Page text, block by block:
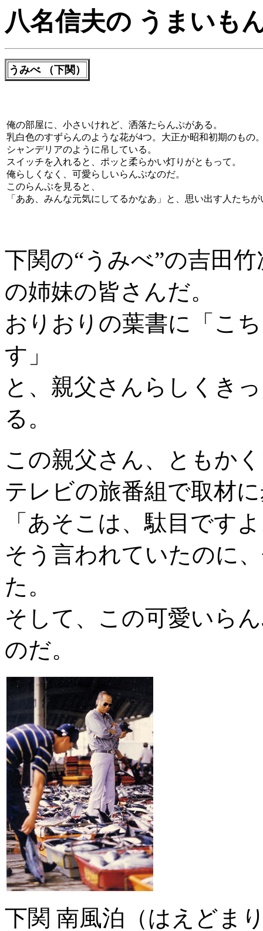
八名信夫の うまいも
うみべ （下関）
俺の部屋に、小さいけれど、洒落たらんぷがある。
乳白色のすずらんのような花が4つ。大正か昭和初期のもの
シャンデリアのように吊している。
スイッチを入れると、ポッと柔らかい灯りがともって。
俺らしくなく、可愛らしいらんぷなのだ。
このらんぷを見ると、
「ああ、みんな元気にしてるかなあ」と、思い出す人たちが
下関の“うみべ”の吉田
の姉妹の皆さんだ。
おりおりの葉書に「こ
す」
と、親父さんらしくき
る。
この親父さん、ともか
テレビの旅番組で取材
「あそこは、駄目です
そう言われていたのに
た。
そして、この可愛いら
のだ。
下関 南風泊（はえどま